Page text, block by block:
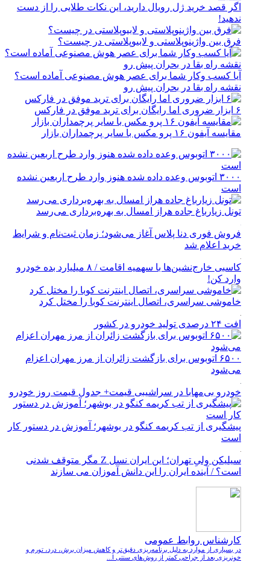
اگر قصد خرید ژل رویال دارید، این نکات طلایی را از دست
ندهید!
فرق بین واژینوپلاستی و لابیوپلاستی در چیست؟
آیا کسب وکار شما برای عصر هوش مصنوعی آماده است؟
نقشه راه بقا در بحران پیش رو
۶ ابزار ضروری اما رایگان برای ترید موفق در فارکس
مقایسه آیفون ۱۶ پرو مکس با سایر پرچمداران بازار
۳۰۰۰ اتوبوس وعده داده شده هنوز وارد طرح اربعین نشده
است
تونل زیارباغ جاده هراز امسال به بهره‌برداری می‌رسد
فروش فوری دنا پلاس آغاز می‌شود؛ زمان ثبت‌نام و شرایط
خرید اعلام شد
کاسبی خارج‌نشین‌ها با سهمیه اقامت / ۸ میلیارد بده خودرو
وارد کن!
خاموشی سراسری، اتصال اینترنت کوبا را مختل کرد
افت ۲۴ درصدی تولید خودرو در کشور
۶۵۰۰ اتوبوس برای بازگشت زائران از مرز مهران اعزام
می‌شود
خودرو بی‌مهابا در سراشیبی قیمت+ جدول قیمت روز خودرو
پیشگیری از تب کریمه کنگو در بوشهر؛ آموزش در دستور کار
است
سیلیکن ولیِ تهران؛ این ایران نسل Z مگر متوقف شدنی
است؟ / آینده ایران را این دانش آموزان می سازند
کارشناس روابط عمومی
در بسیاری از موارد به دلیل برنامه‌ریزی دقیق‌تر و کاهش میزان برش، درد، تورم و
خونریزی بعد از جراحی کمتر از روش‌های سنتی ا...